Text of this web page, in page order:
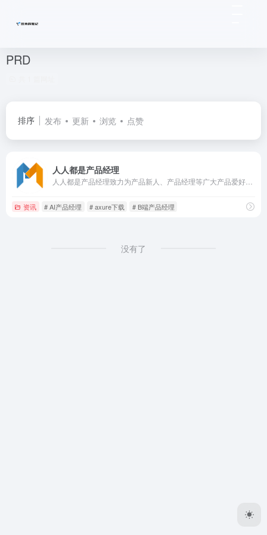
PRD
排序 发布 更新 浏览 点赞
人人都是产品经理
资讯 # AI产品经理 # axure下载 # B端产品经理
没有了